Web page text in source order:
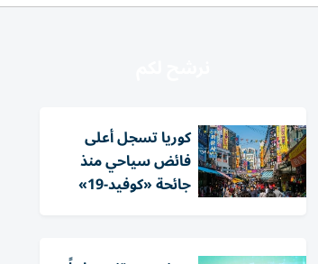
كوريا تسجل أعلى
فائض سياحي منذ
جائحة «كوفيد-19»